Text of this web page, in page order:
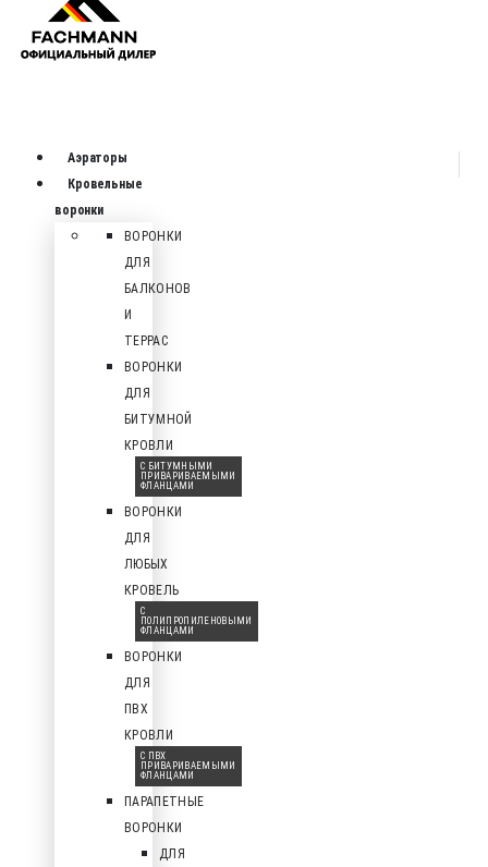
Аэраторы
Кровельные
воронки
ВОРОНКИ
ДЛЯ
БАЛКОНОВ
И
ТЕРРАС
ВОРОНКИ
ДЛЯ
БИТУМНОЙ
КРОВЛИ
С БИТУМНЫМИ
ПРИВАРИВАЕМЫМИ
ФЛАНЦАМИ
ВОРОНКИ
ДЛЯ
ЛЮБЫХ
КРОВЕЛЬ
С
ПОЛИПРОПИЛЕНОВЫМИ
ФЛАНЦАМИ
ВОРОНКИ
ДЛЯ
ПВХ
КРОВЛИ
С ПВХ
ПРИВАРИВАЕМЫМИ
ФЛАНЦАМИ
ПАРАПЕТНЫЕ
ВОРОНКИ
ДЛЯ